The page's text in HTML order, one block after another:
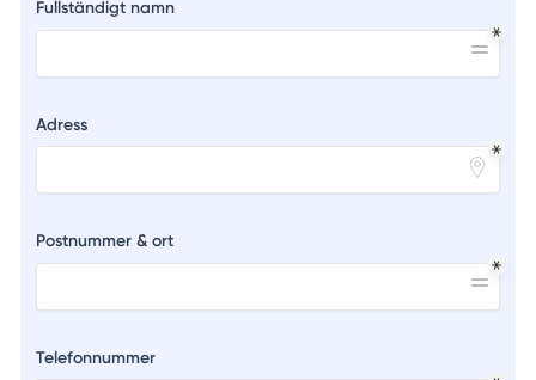
Fullständigt namn
Adress
Postnummer & ort
Telefonnummer